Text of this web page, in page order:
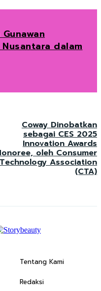
dalam
Coway Dinobatkan
sebagai CES 2025
Innovation Awards
oleh Consumer
Technology Association
(CTA)
Tentang Kami
Redaksi